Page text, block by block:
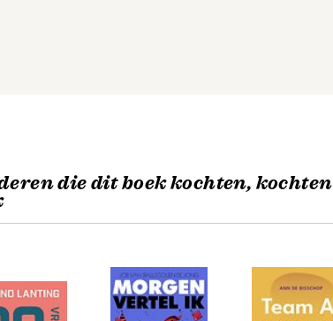
die dit boek kochten, kochten